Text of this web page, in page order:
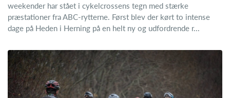
weekender har stået i cykelcrossens tegn med stærke
præstationer fra ABC-rytterne. Først blev der kørt to intense
dage på Heden i Herning på en helt ny og udfordrende r...